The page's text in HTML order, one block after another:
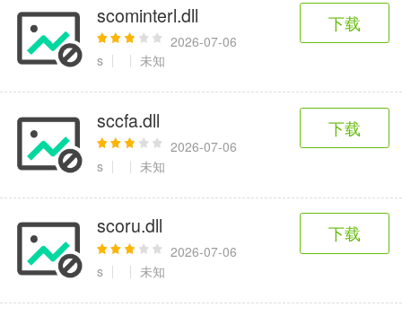
scominterl.dll
2026-07-06
s
未知
下载
sccfa.dll
2026-07-06
s
未知
下载
scoru.dll
2026-07-06
s
未知
下载